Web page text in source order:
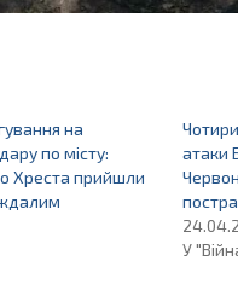
на
по місту:
Хреста прийшли
атаки
У